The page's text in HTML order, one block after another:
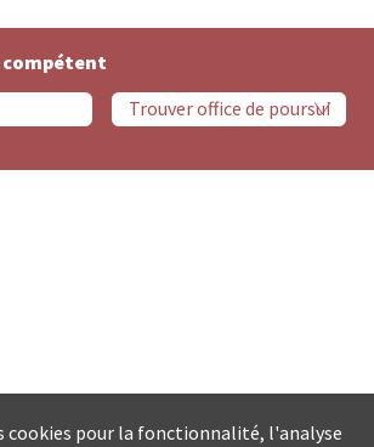
compétent
cookies pour la fonctionnalité, l'analyse